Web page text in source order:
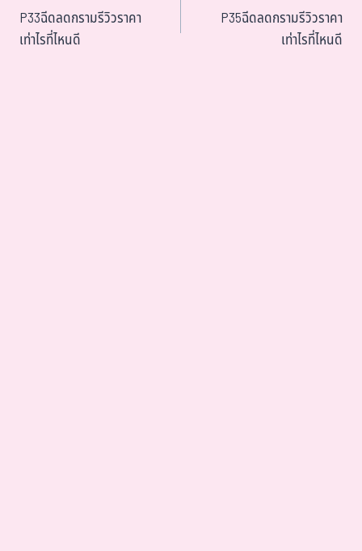
P33ฉีดลดกรามรีวิวราคา
เท่าไรที่ไหนดี
P35ฉีดลดกรามรีวิวราคา
เท่าไรที่ไหนดี